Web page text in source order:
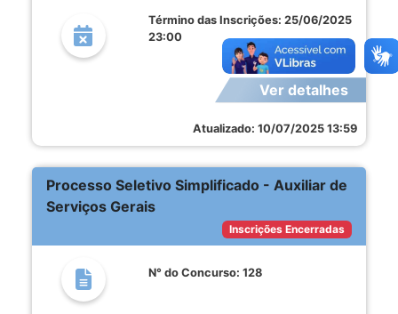
Término das Inscrições: 25/06/2025
23:00
Ver detalhes
Atualizado: 10/07/2025 13:59
Processo Seletivo Simplificado - Auxiliar de
Serviços Gerais
Inscrições Encerradas
N° do Concurso: 128